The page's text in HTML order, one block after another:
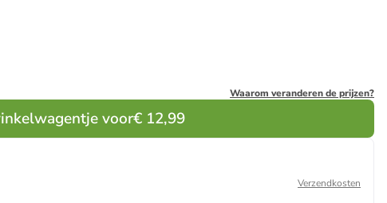
Waarom veranderen de prijzen?
voor€ 12,99
Verzendkosten